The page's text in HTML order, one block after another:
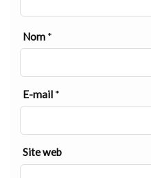
Nom *
E-mail *
Site web